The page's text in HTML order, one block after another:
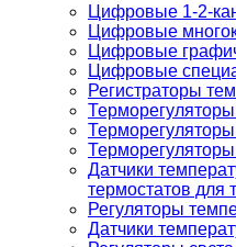
Цифровые 1-2-
Цифровые
Цифровые
Цифровые
Регистраторы
Датчики
термостатов для
Регуляторы
Датчики